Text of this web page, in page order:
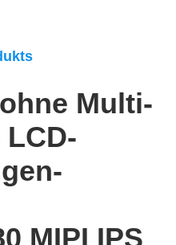
Multi-
MIPI IPS